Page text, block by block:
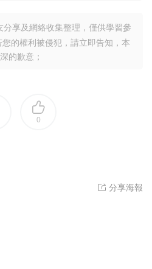
享及網絡收集整理，僅供學習參
的權利被侵犯，請立即告知，本
的歉意；
0
分享海報